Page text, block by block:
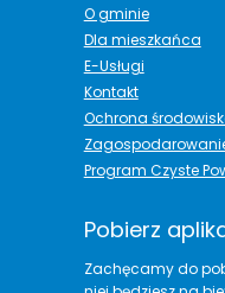
O gminie
Dla mieszkańca
E-Usługi
Kontakt
Ochrona
Program Czyste
Pobierz
Zachęcamy do